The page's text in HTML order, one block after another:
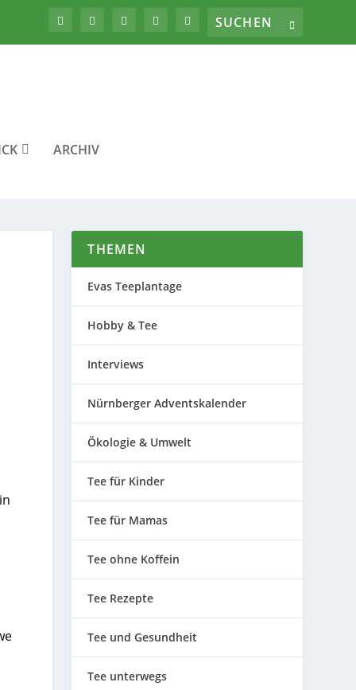
ARCHIV
THEMEN
Evas Teeplantage
Hobby & Tee
Interviews
Nürnberger Adventskalender
Ökologie & Umwelt
Tee für Kinder
Tee für Mamas
Tee ohne Koffein
Tee Rezepte
Tee und Gesundheit
Tee unterwegs